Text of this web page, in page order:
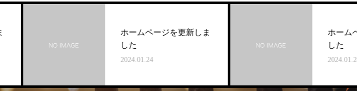
ホームページを更新しま
した
ホームページを更新しま
した